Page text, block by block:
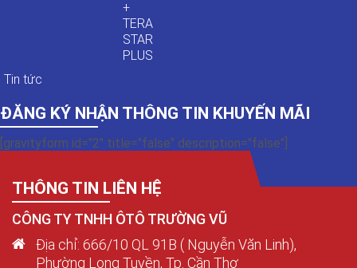
+
TERA
STAR
PLUS
Tin tức
ĐĂNG KÝ NHẬN THÔNG TIN KHUYẾN MÃI
[gravityform id="2" title="false" description="false"]
THÔNG TIN LIÊN HỆ
CÔNG TY TNHH ÔTÔ TRƯỜNG VŨ
Địa chỉ: 666/10 QL 91B ( Nguyễn Văn Linh),
Phường Long Tuyền, Tp. Cần Thơ